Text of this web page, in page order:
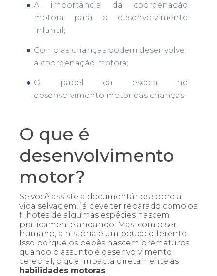
A importância da coordenação
motora para o desenvolvimento
infantil;
Como as crianças podem desenvolver
a coordenação motora;
O papel da escola no
desenvolvimento motor das crianças.
O que é
desenvolvimento
motor?
Se você assiste a documentários sobre a
vida selvagem, já deve ter reparado como os
filhotes de algumas espécies nascem
praticamente andando. Mas, com o ser
humano, a história é um pouco diferente.
Isso porque os bebês nascem prematuros
quando o assunto é desenvolvimento
cerebral, o que impacta diretamente as
habilidades motoras.